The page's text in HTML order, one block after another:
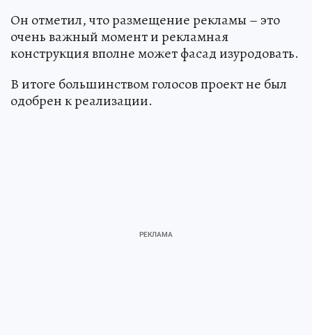
Он отметил, что размещение рекламы – это
очень важный момент и рекламная
конструкция вполне может фасад изуродовать.
В итоге большинством голосов проект не был
одобрен к реализации.